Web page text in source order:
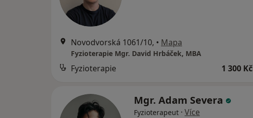
Novodvorská 1061/10, • Mapa
Fyzioterapie Mgr. David Hrbáček, MBA
Fyzioterapie 1 300 Kč
Mgr. Adam Severa
Fyzioterapeut · Více